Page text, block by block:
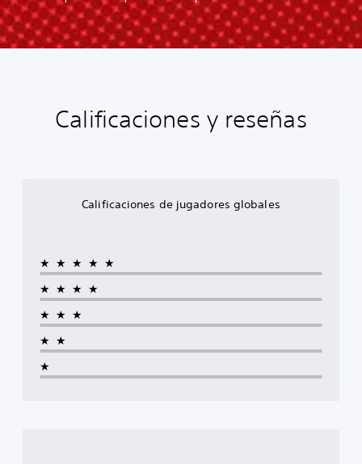
Calificaciones y reseñas
Calificaciones de jugadores globales
★★★★★
★★★★
★★★
★★
★